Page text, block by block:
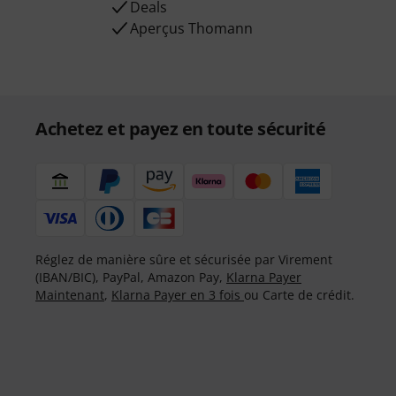
Deals
Aperçus Thomann
Achetez et payez en toute sécurité
Réglez de manière sûre et sécurisée par Virement
(IBAN/BIC), PayPal, Amazon Pay, Klarna Payer
Maintenant, Klarna Payer en 3 fois ou Carte de crédit.